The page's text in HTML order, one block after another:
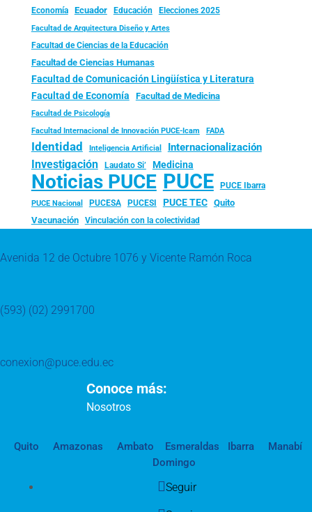
Economía Ecuador Educación Elecciones 2025
Facultad de Arquitectura Diseño y Artes
Facultad de Ciencias de la Educación
Facultad de Ciencias Humanas
Facultad de Comunicación Lingüística y Literatura
Facultad de Economía Facultad de Medicina
Facultad de Psicología
Facultad Internacional de Innovación PUCE-Icam FADA
Identidad Inteligencia Artificial Internacionalización
Investigación Laudato Si’ Medicina
Noticias PUCE PUCE PUCE Ibarra
PUCE Nacional PUCESA PUCESI PUCE TEC
Quito
Vacunación
Vinculación con la colectividad
Avenida 12 de Octubre 1076 y Vicente Ramón Roca
(593) (02) 2991700
conexion@puce.edu.ec
Conoce más:
Nosotros
Quito Amazonas Ambato Esmeraldas Ibarra
Manabí
Domingo
Seguir